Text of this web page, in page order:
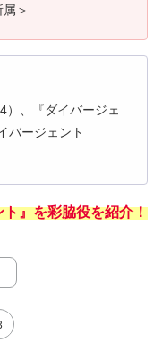
＞
）、『ダイバージェ
バージェント
ト』を彩脇役を紹介！